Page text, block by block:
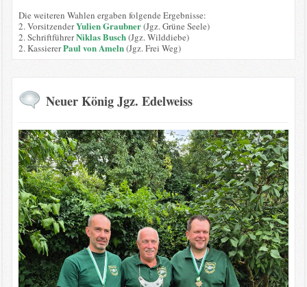
Die weiteren Wahlen ergaben folgende Ergebnisse:
2. VorsitzenderYulien Graubner(Jgz. Grüne Seele)
2. SchriftführerNiklas Busch(Jgz. Wilddiebe)
2. KassiererPaul von Ameln(Jgz. Frei Weg)
Neuer König Jgz. Edelweiss